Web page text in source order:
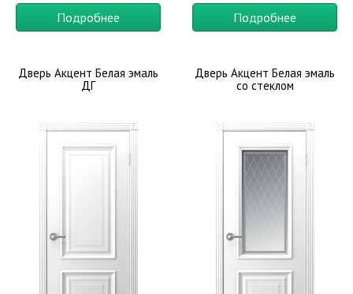
Подробнее Подробнее
Дверь Акцент Белая эмаль
ДГ
Дверь Акцент Белая эмаль
со стеклом